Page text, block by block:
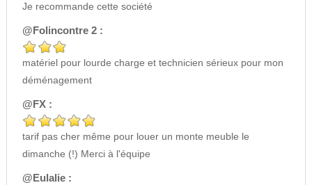
Je recommande cette société
@Folincontre 2 :
matériel pour lourde charge et technicien sérieux pour mon
déménagement
@FX :
tarif pas cher même pour louer un monte meuble le
dimanche (!) Merci à l'équipe
@Eulalie :